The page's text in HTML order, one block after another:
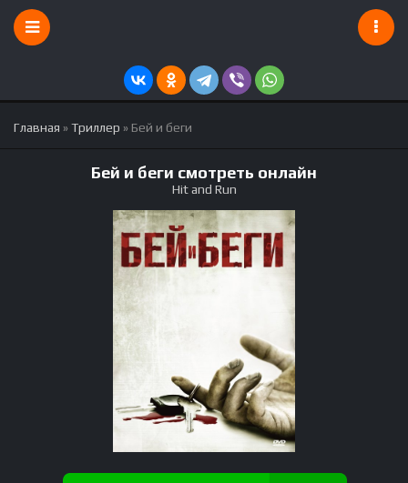
Главная »Триллер » Бей и беги
Бей и беги смотреть онлайн
Hit and Run